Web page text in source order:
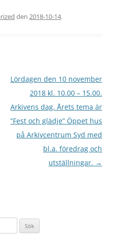
den 2018-10-14.
Lördagen den 10 november
2018 kl. 10.00 – 15.00.
Arkivens dag. Årets tema är
”Fest och glädje” Öppet hus
på Arkivcentrum Syd med
bl.a. föredrag och
utställningar. →